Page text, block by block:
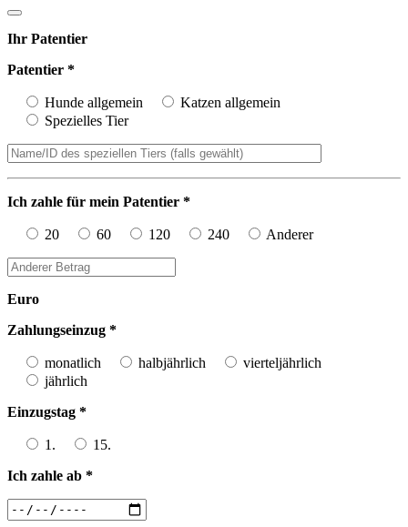
Ihr Patentier
Patentier *
Hunde allgemein
Katzen allgemein
Spezielles Tier
Ich zahle für mein Patentier *
20 60 120 240 Anderer
Euro
Zahlungseinzug *
monatlich halbjährlich
vierteljährlich
jährlich
Einzugstag *
1.
15.
Ich zahle ab *